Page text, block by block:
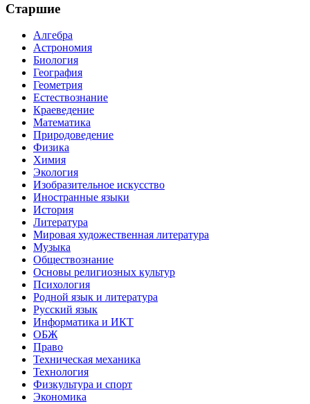
Старшие
Алгебра
Астрономия
Биология
География
Геометрия
Естествознание
Краеведение
Математика
Природоведение
Физика
Химия
Экология
Изобразительное искусство
Иностранные языки
История
Литература
Мировая художественная литература
Музыка
Обществознание
Основы религиозных культур
Психология
Родной язык и литература
Русский язык
Информатика и ИКТ
ОБЖ
Право
Техническая механика
Технология
Физкультура и спорт
Экономика